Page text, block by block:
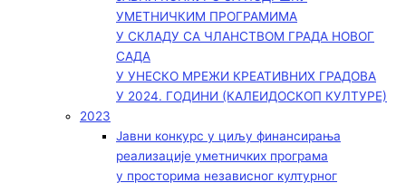
УМЕТНИЧКИМ ПРОГРАМИМА
У СКЛАДУ СА ЧЛАНСТВОМ ГРАДА НОВОГ
САДА
У УНЕСКО МРЕЖИ КРЕАТИВНИХ ГРАДОВА
У 2024. ГОДИНИ (КАЛЕИДОСКОП КУЛТУРЕ)
2023
Јавни конкурс у циљу финансирања
реализације уметничких програма
у просторима независног културног